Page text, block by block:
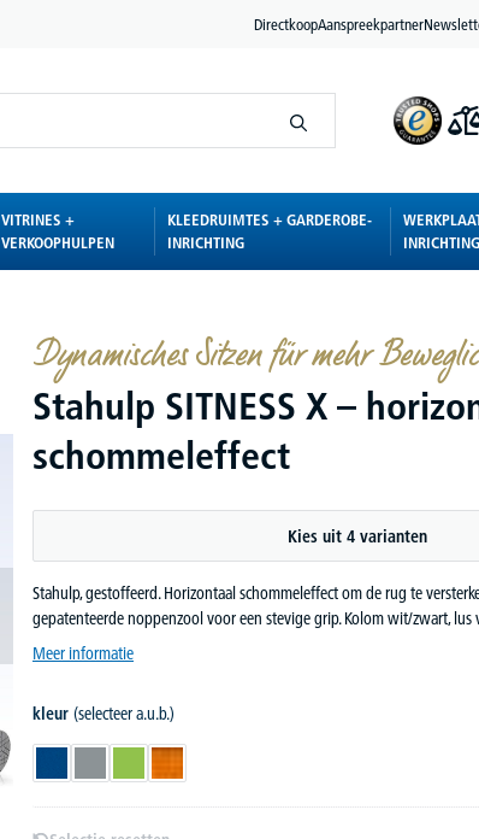
DirectkoopAanspreekpartner
VITRINES +
VERKOOPHULPEN
KLEEDRUIMTES + GARDEROBE-
INRICHTING
INRICHTING
Dynamisches Sitzen für mehr
Stahulp SITNESS X –
schommeleffect
Kies uit 4 varianten
Stahulp, gestoffeerd. Horizontaal schommeleffect om de rug te
gepatenteerde noppenzool voor een stevige grip. Kolom wit/zwart,
Meer informatie
kleur (selecteer a.u.b.)